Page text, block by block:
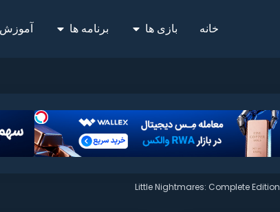
خانه بازی ها برنامه ها آموزش
Little Nightmares: Complete Edition